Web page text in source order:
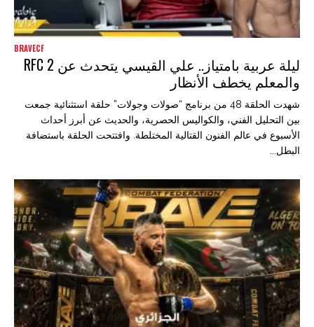
BRAVECF
ليلة عربية بامتياز.. علي القيسي يتحدث عن RFC 2
والمعلم يخطف الأنظار
شهدت الحلقة 48 من برنامج “صولات وجولات” حلقة استثنائية جمعت
بين التحليل الفني، والكواليس الحصرية، والحديث عن أبرز أحداث
الأسبوع في عالم الفنون القتالية المختلطة. وافتتحت الحلقة باستضافة
البطل...